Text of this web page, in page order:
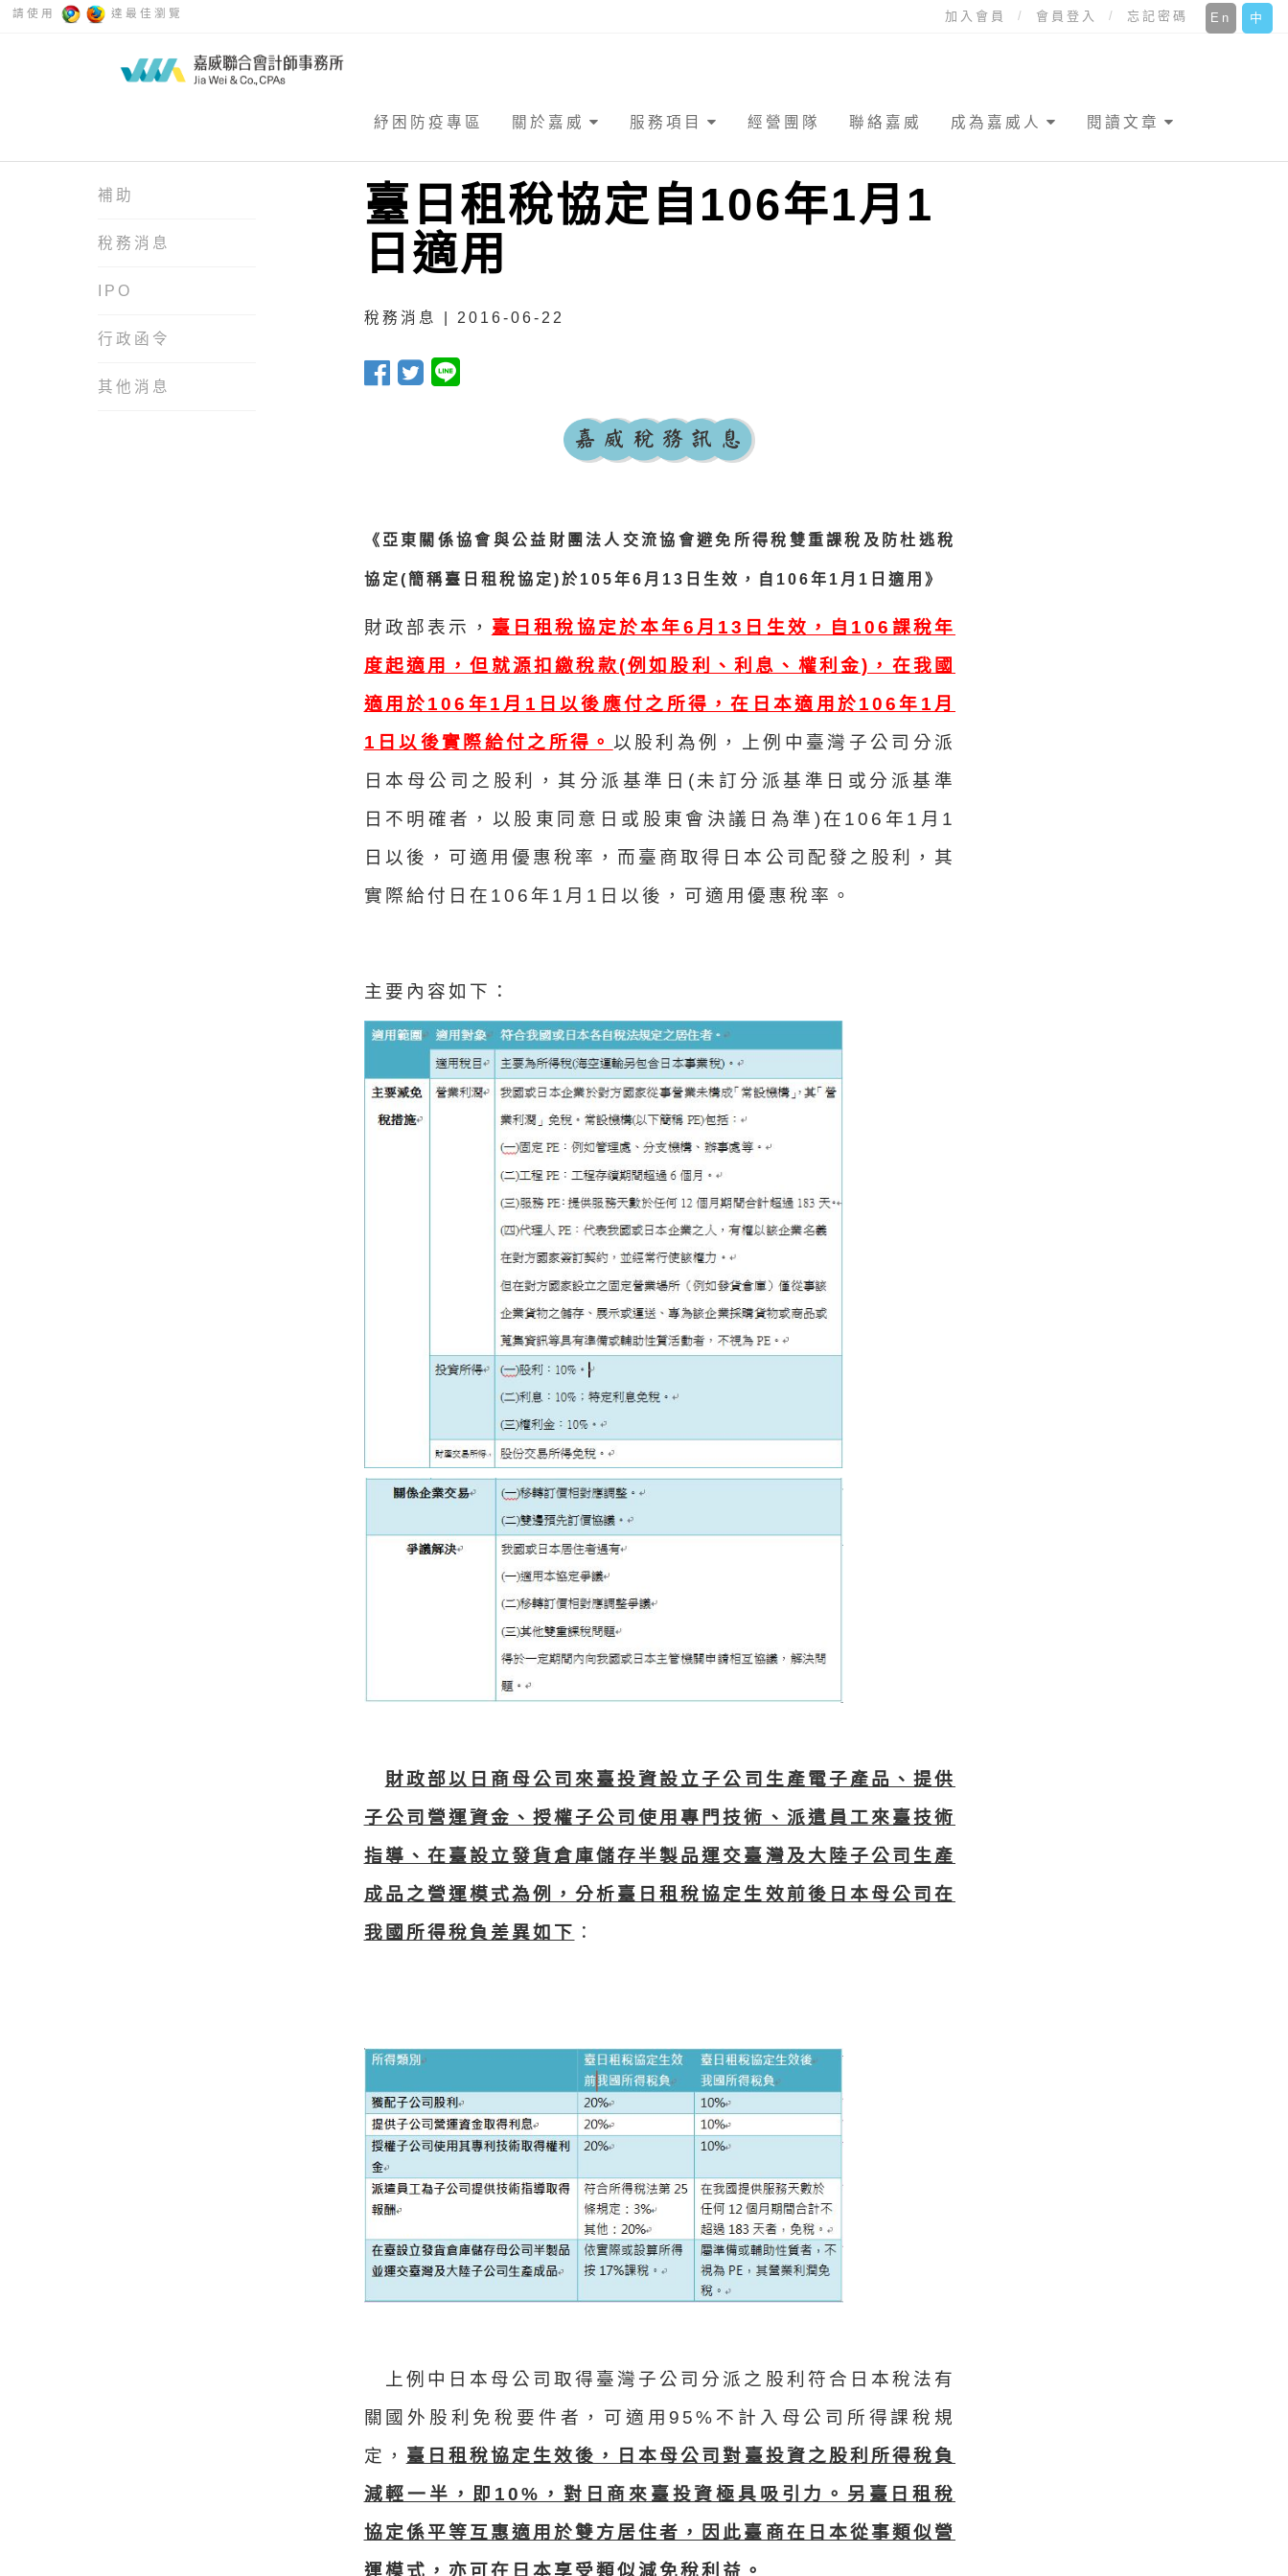
請使用 達最佳瀏覽 中
En
加入會員 會員登入 忘記密碼
紓困防疫專區 關於嘉威 服務項目 經營團隊 聯絡嘉威 成為嘉威人 閱讀文章
補助
稅務消息
IPO
行政函令
其他消息
臺日租稅協定自106年1月1
日適用
稅務消息 | 2016-06-22
《亞東關係協會與公益財團法人交流協會避免所得稅雙重課稅及防杜逃稅
協定(簡稱臺日租稅協定)於105年6月13日生效，自106年1月1日適用》
財政部表示， 臺日租稅協定於本年6月13日生效，自106課稅年
度起適用，但就源扣繳稅款(例如股利、利息、權利金)，在我國
適用於106年1月1日以後應付之所得，在日本適用於106年1月
1日以後實際給付之所得。 以股利為例，上例中臺灣子公司分派
日本母公司之股利，其分派基準日(未訂分派基準日或分派基準
日不明確者，以股東同意日或股東會決議日為準)在106年1月1
日以後，可適用優惠稅率，而臺商取得日本公司配發之股利，其
實際給付日在106年1月1日以後，可適用優惠稅率。
主要內容如下：
財政部以日商母公司來臺投資設立子公司生產電子產品、提供
子公司營運資金、授權子公司使用專門技術、派遣員工來臺技術
指導、在臺設立發貨倉庫儲存半製品運交臺灣及大陸子公司生產
成品之營運模式為例，分析臺日租稅協定生效前後日本母公司在
我國所得稅負差異如下 ：
上例中日本母公司取得臺灣子公司分派之股利符合日本稅法有
關國外股利免稅要件者，可適用95%不計入母公司所得課稅規
定， 臺日租稅協定生效後，日本母公司對臺投資之股利所得稅負
減輕一半，即10%，對日商來臺投資極具吸引力。另臺日租稅
協定係平等互惠適用於雙方居住者，因此臺商在日本從事類似營
運模式，亦可在日本享受類似減免稅利益。